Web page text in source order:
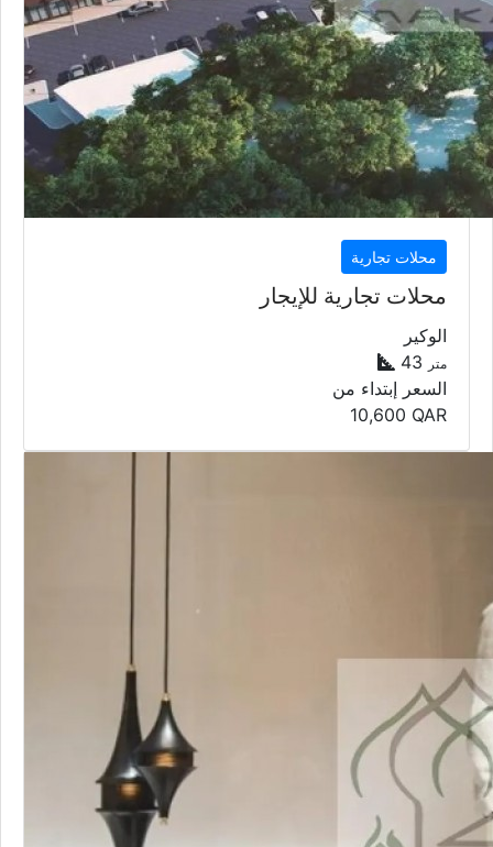
محلات تجارية
محلات تجارية للإيجار
الوكير
43
متر
السعر إبتداء من
10,600 QAR